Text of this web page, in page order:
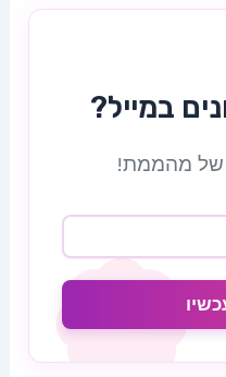
במייל?
של מהממת!